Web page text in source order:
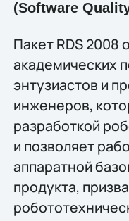
(Software
Пакет RDS 2008
академических
энтузиастов и
инженеров,
разработкой
и позволяет
аппаратной
продукта,